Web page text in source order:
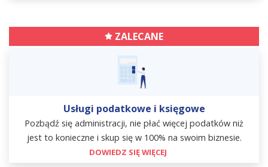
ZALECANE
Usługi podatkowe i księgowe
Pozbądź się administracji, nie płać więcej podatków niż
jest to konieczne i skup się w 100% na swoim biznesie.
DOWIEDZ SIĘ WIĘCEJ